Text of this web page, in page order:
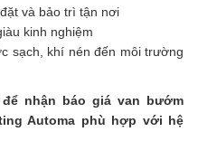
và bảo trì tận nơi
kinh nghiệm
sạch, khí nén đến môi trường
nhận báo giá van bướm
Automa phù hợp với hệ